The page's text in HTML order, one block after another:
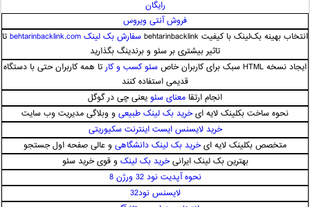
ایمان غلامی
ایمان فلاح
بابک جهانبخش
باراد
بنیامین بهادری
بهراد شهریاری
بهنام صفوی
بهنام علمشاهی
رایگان
فروش آنتی ویروس
انتخاب بهینه بک‌لینک با کیفیت behtarinbacklink
سفارش بک لینک behtarinbacklink.com
تا
تاثیر بیشتری بر سئو و برندینگ بگذارید
ایجاد نسخه HTML سبک برای کاربران خاص
سئو کسب و کارتا همه کاربران حتی با دستگاه
قدیمی استفاده کنند
انجام ارتقا معنای سئویعنی چی در گوگل
نحوه ساخت بکلینک لایه ایخرید بک لینک طبیعیو وبلاگی مدیریت وب سایت
خرید لایسنس ایست اینترنت سکیوریتی
متخصص بکلینک لایه ایخرید بک لینک دانشگاهیو عالی صفحه اول جستجو
بهترین بک لینک ایرانیخرید بک لینکو قوی خرید سئو
نحوه آپدیت نود 32 ورژن 8
لایسنس نود32